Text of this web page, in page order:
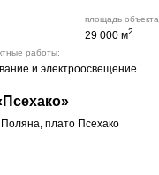
плато Псехако
29 000 м2
и электроосвещение
работы:
площадь объекта